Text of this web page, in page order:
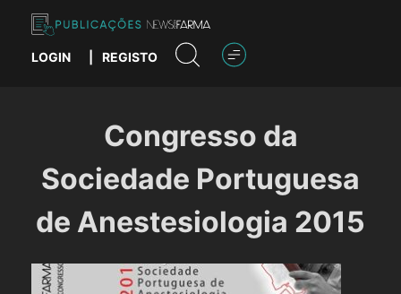
content
Publicações News Farma
LOGIN REGISTO
Congresso da
Sociedade Portuguesa
de Anestesiologia 2015